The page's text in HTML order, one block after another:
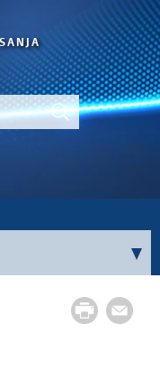
društva